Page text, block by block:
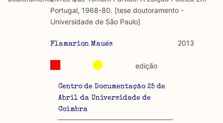
académicos.
A lista procura incluir as publicações mais relevantes
a algumas das publicações que aqui se encontram
discurso e uso da liberdade de expressão. Trata-se de
uma censura que é omnipresente, dado que é
constitutiva do próprio acto de fala.
Regulatória e Constitutiva : são combinadas ambas
abordagens.
Tipo investigação realizada
Portugal, 1968-80. [tese doutoramento -
Universidade de São Paulo]
Flamarion Maués 2013
Centro de Documentação 25 de
Abril da Universidade de
Coimbra
edição